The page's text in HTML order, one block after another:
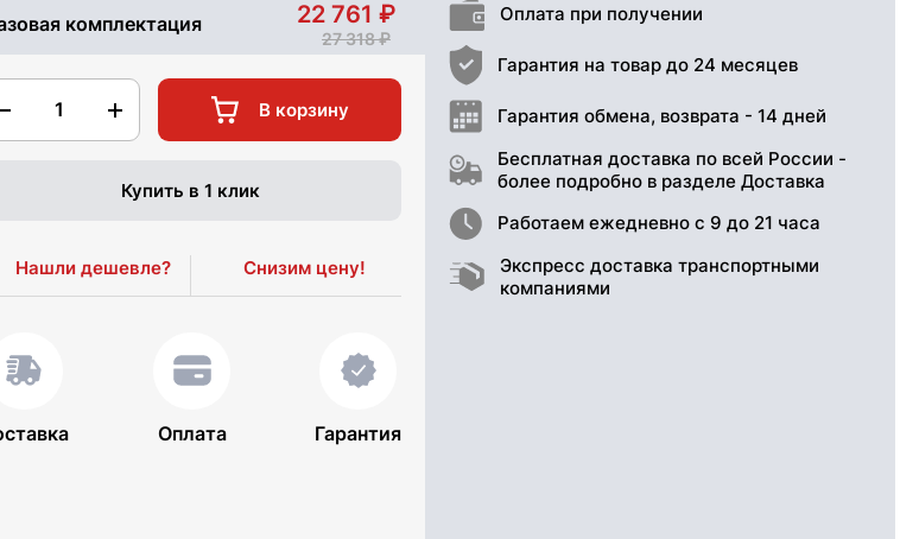
комплектация 22 761
27 318
1 В корзину
Купить в 1 клик
Нашли дешевле? Снизим цену!
Оплата Гарантия
Оплата при получении
Гарантия на товар до 24 месяцев
Гарантия обмена, возврата - 14 дней
Бесплатная доставка по всей России -
более подробно в разделе Доставка
Работаем ежедневно с 9 до 21 часа
Экспресс доставка транспортными
компаниями